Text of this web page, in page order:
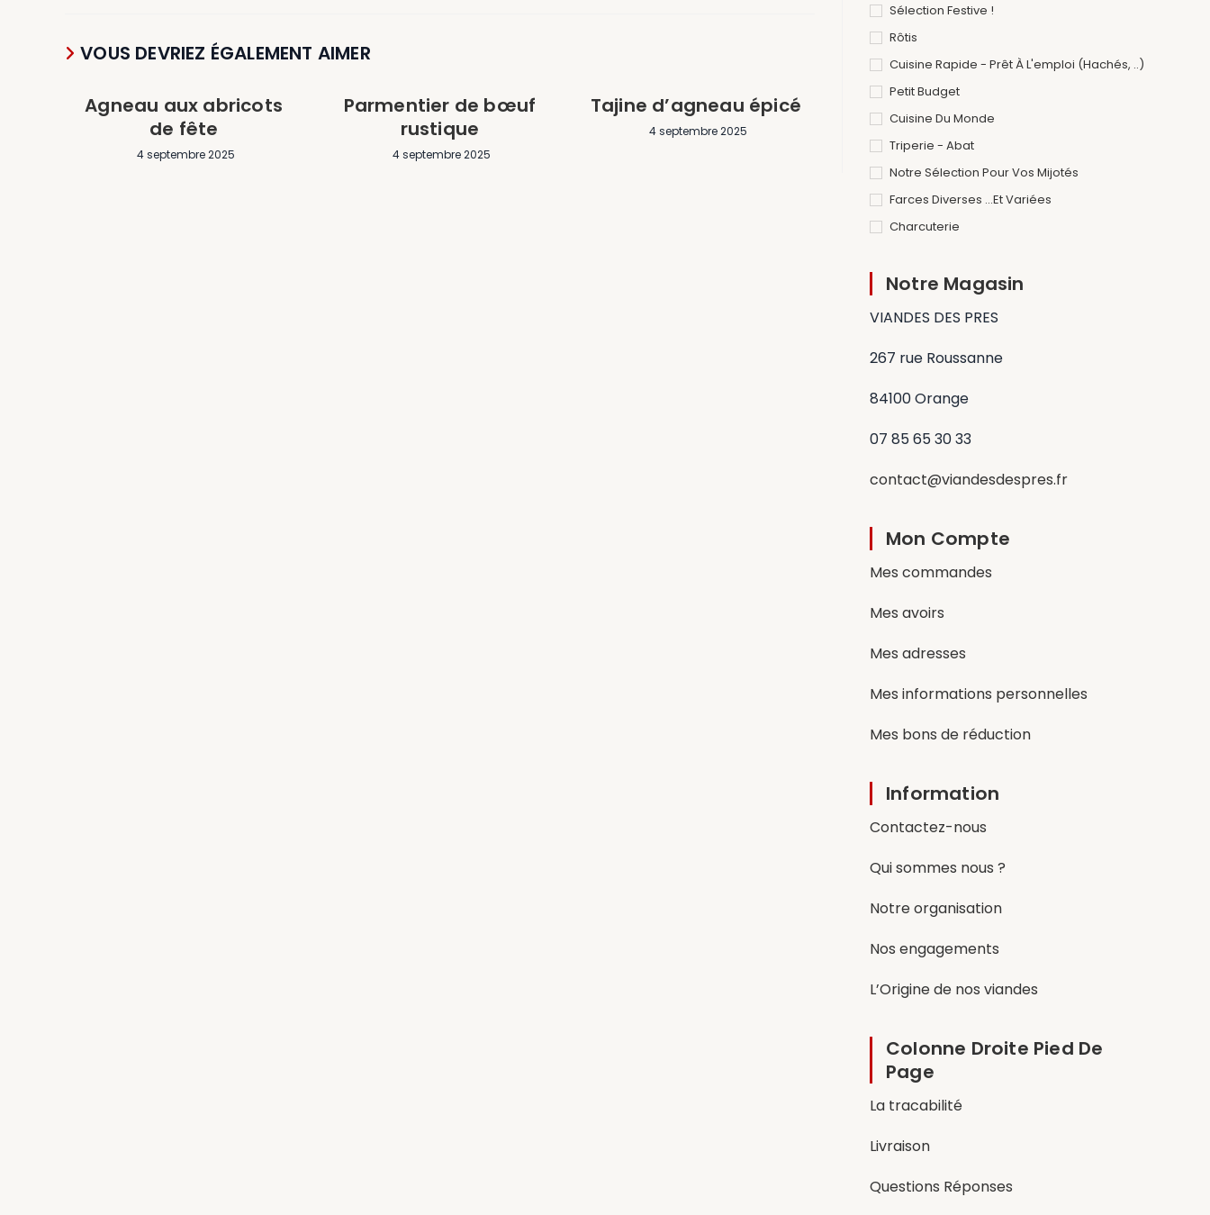
VOUS DEVRIEZ ÉGALEMENT AIMER
Agneau aux abricots
de fête
4 septembre 2025
Parmentier de bœuf
rustique
4 septembre 2025
Tajine d’agneau épicé
4 septembre 2025
Sélection Festive !
Rôtis
Cuisine Rapide - Prêt À L'emploi (hachés, ..)
Petit Budget
Cuisine Du Monde
Triperie - Abat
Notre Sélection Pour Vos Mijotés
Farces Diverses ...et Variées
Charcuterie
Notre Magasin
VIANDES DES PRES
267 rue Roussanne
84100 Orange
07 85 65 30 33
contact@viandesdespres.fr
Mon Compte
Mes commandes
Mes avoirs
Mes adresses
Mes informations personnelles
Mes bons de réduction
Information
Contactez-nous
Qui sommes nous ?
Notre organisation
Nos engagements
L’Origine de nos viandes
Colonne Droite Pied De
Page
La tracabilité
Livraison
Questions Réponses